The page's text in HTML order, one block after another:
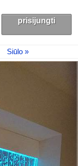
prisijungti
Siūlo »